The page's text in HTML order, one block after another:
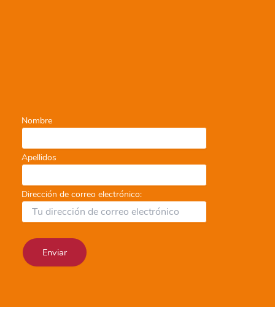
Nombre
Apellidos
Dirección de correo electrónico: